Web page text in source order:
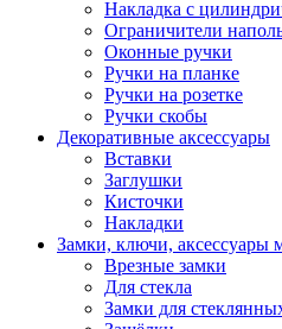
Накладка с
Ограничители
Оконные ручки
Ручки на планке
Ручки на розетке
Ручки скобы
Декоративные аксессуары
Вставки
Заглушки
Кисточки
Накладки
Замки, ключи, аксессуары
Врезные замки
Для стекла
Замки для